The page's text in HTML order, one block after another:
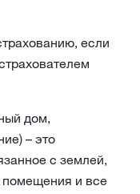
если
дом,
– это
с землей,
и все